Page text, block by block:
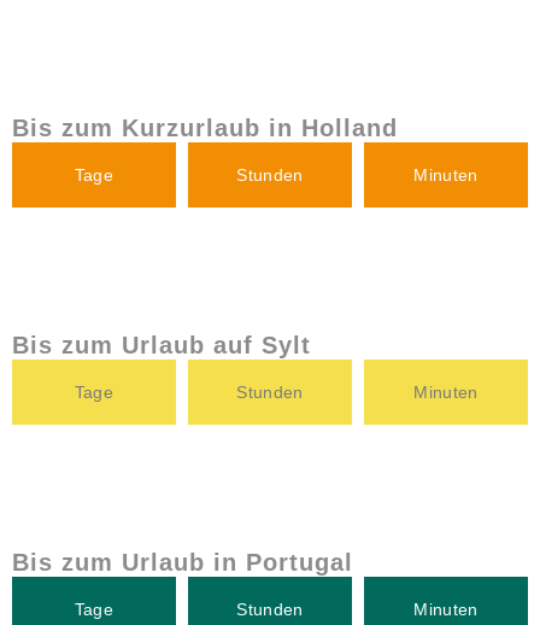
Bis zum Kurzurlaub in Holland
Tage Stunden Minuten
Bis zum Urlaub auf Sylt
Tage Stunden Minuten
Bis zum Urlaub in Portugal
Tage Stunden Minuten